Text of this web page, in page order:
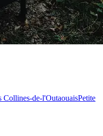
Collines-de-l'OutaouaisPetite